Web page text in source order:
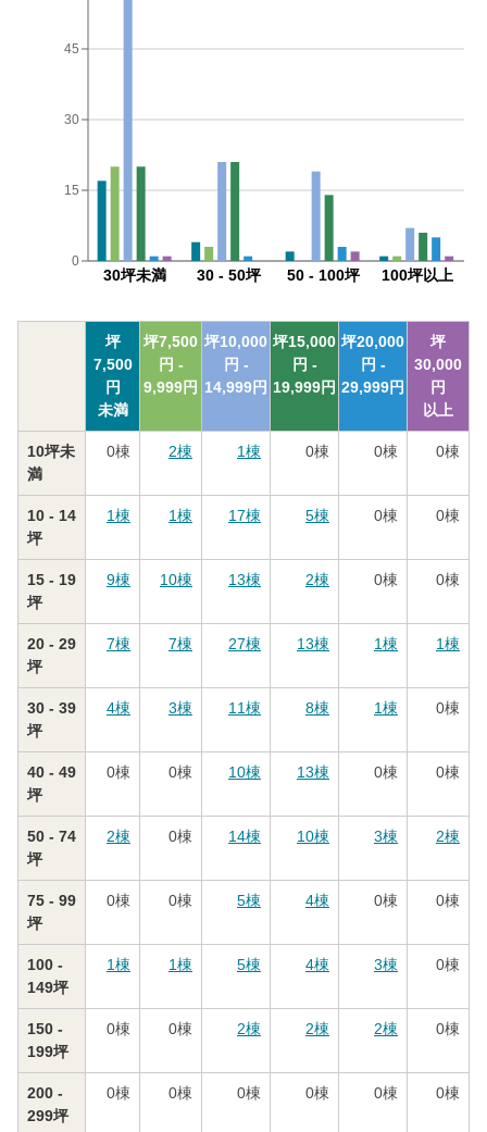
30坪未満 30 - 50坪 50 - 100坪 100坪以上
0
15
30
45
坪
7,500
円
未満
坪7,500
円 -
9,999円
坪10,000
円 -
14,999円
坪15,000
円 -
19,999円
坪20,000
円 -
29,999円
坪
30,000
円
以上
10坪未
満
0棟 2棟 1棟 0棟 0棟 0棟
10 - 14
坪
1棟 1棟 17棟 5棟 0棟 0棟
15 - 19
坪
9棟 10棟 13棟 2棟 0棟 0棟
20 - 29
坪
7棟 7棟 27棟 13棟 1棟 1棟
30 - 39
坪
4棟 3棟 11棟 8棟 1棟 0棟
40 - 49
坪
0棟 0棟 10棟 13棟 0棟 0棟
50 - 74
坪
2棟 0棟 14棟 10棟 3棟 2棟
75 - 99
坪
0棟 0棟 5棟 4棟 0棟 0棟
100 -
149坪
1棟 1棟 5棟 4棟 3棟 0棟
150 -
199坪
0棟 0棟 2棟 2棟 2棟 0棟
200 -
299坪
0棟 0棟 0棟 0棟 0棟 0棟